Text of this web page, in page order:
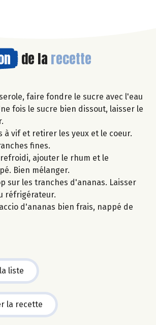
de la recette
faire fondre le sucre avec l'eau
fois le sucre bien dissout, laisser le
à vif et retirer les yeux et le coeur.
fines.
ajouter le rhum et le
Bien mélanger.
sur les tranches d'ananas. Laisser
réfrigérateur.
d'ananas bien frais, nappé de
liste
la recette